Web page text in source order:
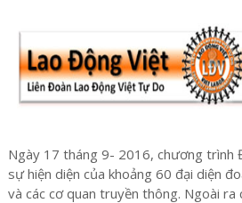
Ngày 17 tháng 9- 2016, chương trình
sự hiện diện của khoảng 60 đại diện
và các cơ quan truyền thông. Ngoài